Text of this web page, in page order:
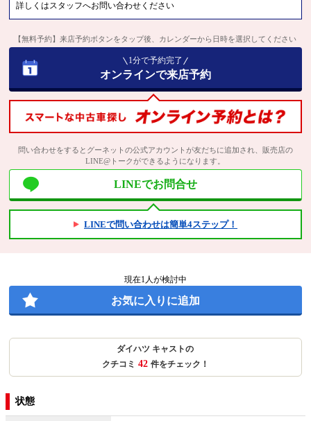
詳しくはスタッフへお問い合わせください
【無料予約】来店予約ボタンをタップ後、カレンダーから日時を選択してください
1分で予約完了
オンラインで来店予約
問い合わせをするとグーネットの公式アカウントが友だちに追加され、販売店の
LINE@トークができるようになります。
LINEでお問合せ
LINEで問い合わせは簡単4ステップ！
現在1人が検討中
お気に入りに追加
ダイハツ キャストの
クチコミ 42 件をチェック！
状態